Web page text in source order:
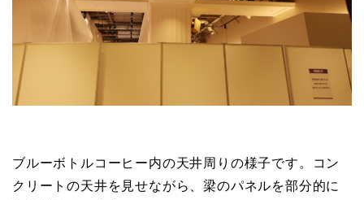
ブルーボトルコーヒー内の天井周りの様子です。コン
クリートの天井を見せながら、梁のパネルを部分的に